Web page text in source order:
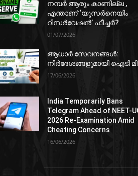
നമ്പർ ആരും കാണില്ല ,
എന്താണ് ‘യൂസർനെയിം
റിസർവേഷൻ’ ഫീച്ചർ?
01/07/2026
ആധാർ സേവനങ്ങൾ:
നിർദേശങ്ങളുമായി ഐടി
17/06/2026
India Temporarily Bans
Telegram Ahead of NEET-
2026 Re-Examination Amid
Cheating Concerns
16/06/2026